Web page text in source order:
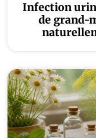
Infection
de grand-